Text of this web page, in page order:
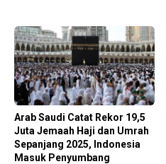
Arab Saudi Catat Rekor 19,5
Juta Jemaah Haji dan Umrah
Sepanjang 2025, Indonesia
Masuk Penyumbang